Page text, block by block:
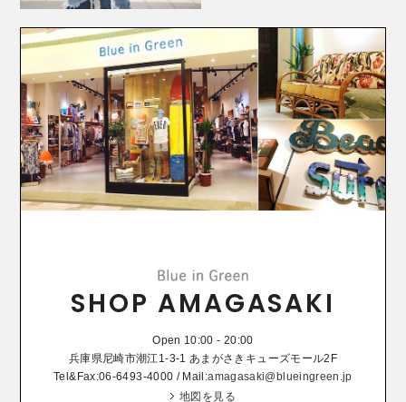
SHOP AMAGASAKI
Open 10:00 - 20:00
兵庫県尼崎市潮江1-3-1 あまがさきキューズモール2F
Tel&Fax:06-6493-4000 / Mail:amagasaki@blueingreen.jp
地図を見る